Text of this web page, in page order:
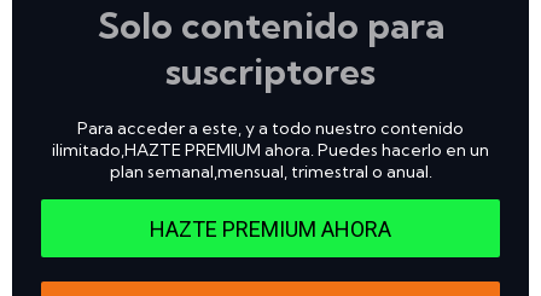
Solo contenido para
suscriptores
Para acceder a este, y a todo nuestro contenido
ilimitado,HAZTE PREMIUM ahora. Puedes hacerlo en un
plan semanal,mensual, trimestral o anual.
HAZTE PREMIUM AHORA